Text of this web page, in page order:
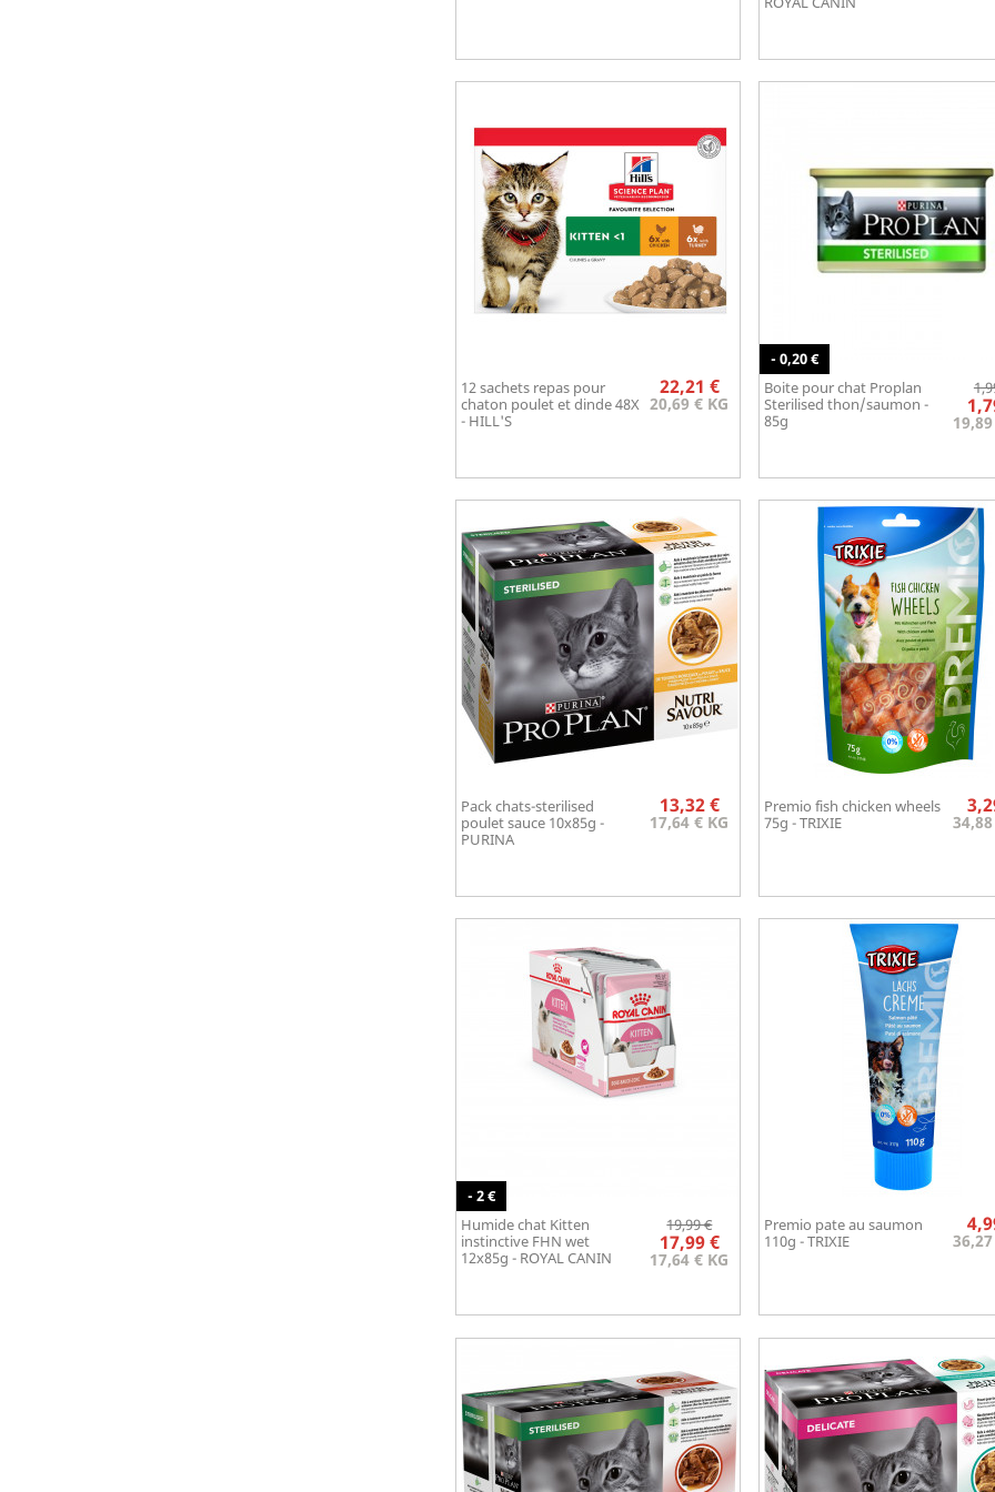
12 sachets repas pour
chaton poulet et dinde 48X
- HILL'S
Prix
22,21 €
20,69 € KG
Aperçu rapide
Boite pour chat Proplan
Sterilised thon/saumon -
85g
- 0,20 €
Aperçu rapide
Pack chats-sterilised
poulet sauce 10x85g -
PURINA
Prix
13,32 €
17,64 € KG
Aperçu rapide
Premio fish chicken wheels
75g - TRIXIE
 Aperçu rapide
Humide chat Kitten
instinctive FHN wet
12x85g - ROYAL CANIN
Prix
- 2 €
Prix
de
base
19,99 €
17,99 €
17,64 € KG
Aperçu rapide
Premio pate au saumon
110g - TRIXIE
 Aperçu rapide